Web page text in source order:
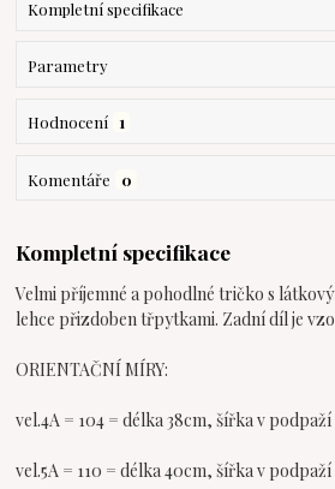
Kompletní specifikace
Parametry
Hodnocení 1
Komentáře 0
Kompletní specifikace
Velmi příjemné a pohodlné tričko s
lehce přizdoben třpytkami. Zadní díl je
ORIENTAČNÍ MÍRY:
vel.4A = 104 = délka 38cm, šířka v
vel.5A = 110 = délka 40cm, šířka v